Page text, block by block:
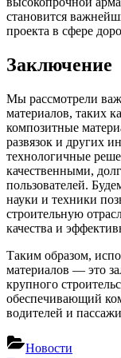
становится
проекта в сфере
Заключение
Мы рассмотрели
материалов, таких
композитные
развязок и других
технологичные
качественными,
пользователей.
науки и техники
строительную
качества и
Таким образом,
материалов — это
крупного
обеспечивающий
водителей и
Новости